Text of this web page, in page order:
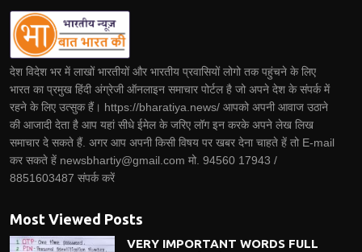
देश विदेश भर में लाखों भारतीयों और भारतीय प्रवासियों लोगो तक पहुंचने के लिए
भारत का प्रमुख हिंदी अंग्रेजी ऑनलाइन समाचार पोर्टल है जो अपने देश के संपर्क में
रहने के लिए उत्सुक हैं। https://bharatiya.news/ आपको अपनी आवाज उठाने
की आजादी देता है आप यहां सीधे ईमेल के जरिए लॉग इन करके अपने लेख लिख
समाचार दे सकते हैं. अगर आप अपनी किसी विषय पर खबर देना चाहते हें तो E-mail
कर सकते हें newsbhartiy@gmail.com मो. 94560 17943 /
8851603487 संपर्क करें
Most Viewed Posts
VERY IMPORTANT WORDS FULL